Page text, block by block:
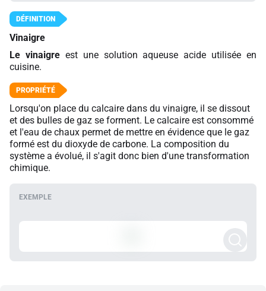
Vinaigre
Le vinaigreest une solution aqueuse acide utilisée en
cuisine.
Lorsqu'on place du calcaire dans du vinaigre, il se dissout
et des bulles de gaz se forment. Le calcaire est consommé
et l'eau de chaux permet de mettre en évidence que le gaz
formé est du dioxyde de carbone. La composition du
système a évolué, il s'agit donc bien d'une transformation
chimique.